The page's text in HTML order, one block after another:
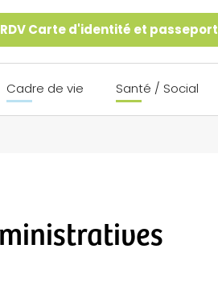
RDV Carte d'identité et passeport
Cadre de vie Santé / Social